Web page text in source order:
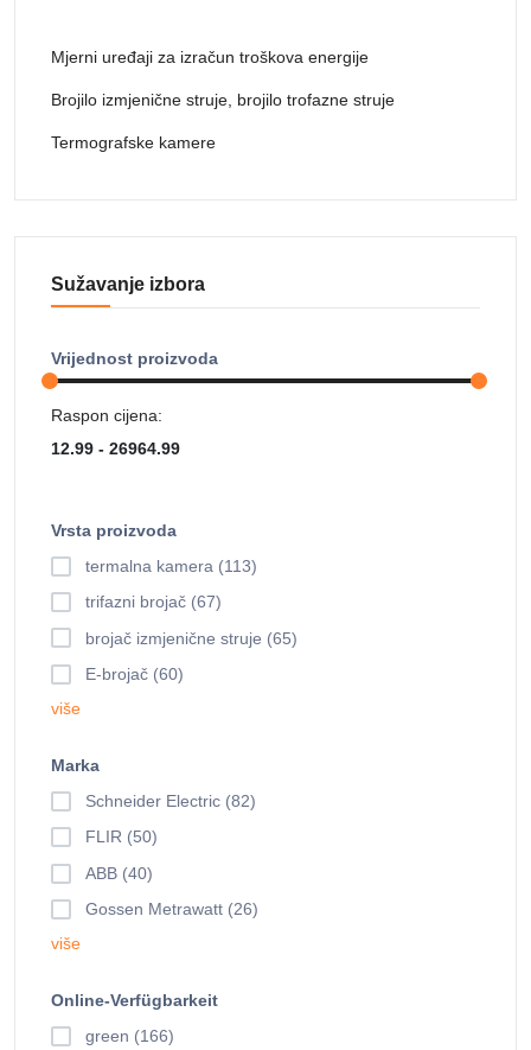
Mjerni uređaji za izračun troškova energije
Brojilo izmjenične struje, brojilo trofazne struje
Termografske kamere
Sužavanje izbora
Vrijednost proizvoda
Raspon cijena:
Vrsta proizvoda
termalna kamera (113)
trifazni brojač (67)
brojač izmjenične struje (65)
E-brojač (60)
više
Marka
Schneider Electric (82)
FLIR (50)
ABB (40)
Gossen Metrawatt (26)
više
Online-Verfügbarkeit
green (166)